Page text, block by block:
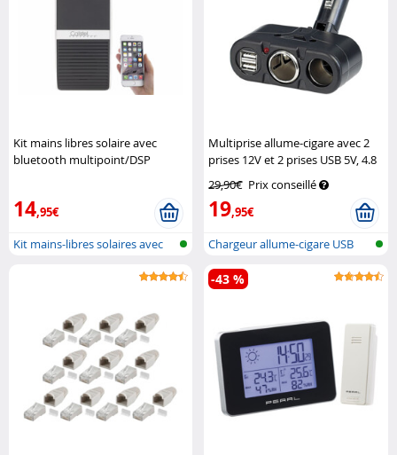
Kit mains libres solaire avec
bluetooth multipoint/DSP
14,95€
Kit mains-libres solaires avec
Multiprise allume-cigare avec 2
prises 12V et 2 prises USB 5V, 4.8
29,90€ Prix conseillé
19,95€
Chargeur allume-cigare USB
avec pri...
-43 %